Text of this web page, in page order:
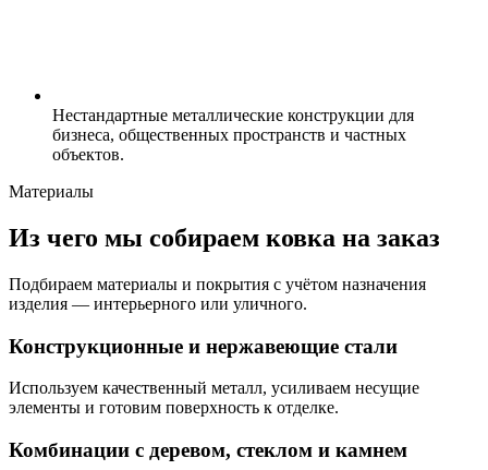
Нестандартные металлические конструкции для
бизнеса, общественных пространств и частных
объектов.
Материалы
Из чего мы собираем ковка на заказ
Подбираем материалы и покрытия с учётом назначения
изделия — интерьерного или уличного.
Конструкционные и нержавеющие стали
Используем качественный металл, усиливаем несущие
элементы и готовим поверхность к отделке.
Комбинации с деревом, стеклом и камнем